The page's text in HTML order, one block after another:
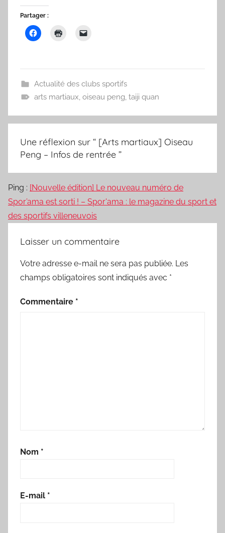
Partager :
Actualité des clubs sportifs
arts martiaux, oiseau peng, taiji quan
Une réflexion sur “ [Arts martiaux] Oiseau
Peng – Infos de rentrée ”
Ping : [Nouvelle édition] Le nouveau numéro de
Spor’ama est sorti ! – Spor'ama : le magazine du sport et
des sportifs villeneuvois
Laisser un commentaire
Votre adresse e-mail ne sera pas publiée. Les
champs obligatoires sont indiqués avec *
Commentaire *
Nom *
E-mail *